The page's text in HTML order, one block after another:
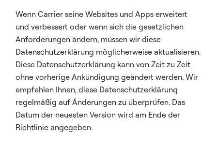
Wenn Carrier seine Websites und Apps erweitert
und verbessert oder wenn sich die gesetzlichen
Anforderungen ändern, müssen wir diese
Datenschutzerklärung möglicherweise aktualisieren.
Diese Datenschutzerklärung kann von Zeit zu Zeit
ohne vorherige Ankündigung geändert werden. Wir
empfehlen Ihnen, diese Datenschutzerklärung
regelmäßig auf Änderungen zu überprüfen. Das
Datum der neuesten Version wird am Ende der
Richtlinie angegeben.